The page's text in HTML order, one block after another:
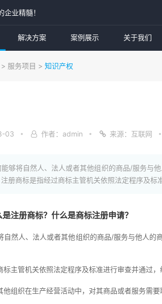
企业精髓！
解决方案 案例展示 关于我们
> 服务项目 > 知识产权
03 作者：admin 来源：互联网
够将自然人、法人或者其他组织的商品/服务与
册商标是指经过商标主管机关依照法定程序及标
注册商标？什么是商标注册申请？
自然人、法人或者其他组织的商品/服务与他人
标主管机关依照法定程序及标准进行审查并通过
他组织在生产经营活动中，对其商品或者服务需